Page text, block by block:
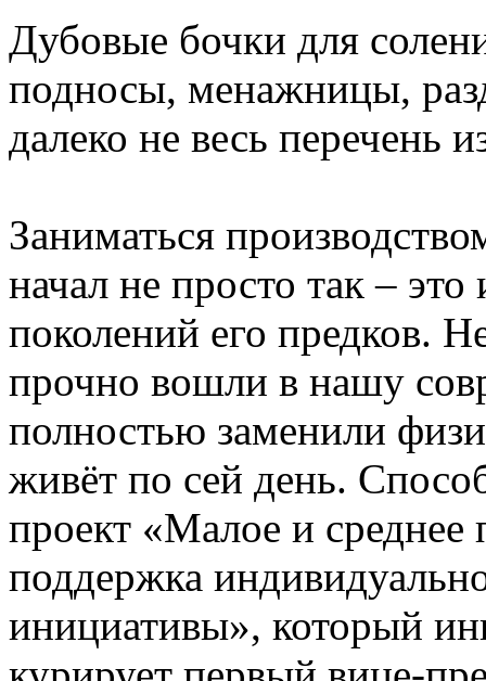
Дубовые бочки для
подносы, менажницы,
далеко не весь перечень
Заниматься
начал не просто так –
поколений его предков.
прочно вошли в нашу
полностью заменили
живёт по сей день.
проект «Малое и среднее
поддержка
инициативы», который